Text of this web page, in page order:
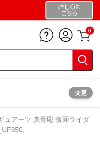
詳しくは
こちら
0
変更
ュアーツ 真骨彫 仮面ライダ